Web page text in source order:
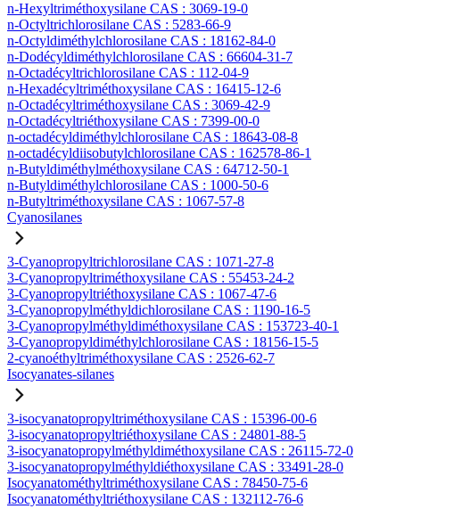
n-Hexyltriméthoxysilane CAS : 3069-19-0
n-Octyltrichlorosilane CAS : 5283-66-9
n-Octyldiméthylchlorosilane CAS : 18162-84-0
n-Dodécyldiméthylchlorosilane CAS : 66604-31-7
n-Octadécyltrichlorosilane CAS : 112-04-9
n-Hexadécyltriméthoxysilane CAS : 16415-12-6
n-Octadécyltriméthoxysilane CAS : 3069-42-9
n-Octadécyltriéthoxysilane CAS : 7399-00-0
n-octadécyldiméthylchlorosilane CAS : 18643-08-8
n-octadécyldiisobutylchlorosilane CAS : 162578-86-1
n-Butyldiméthylméthoxysilane CAS : 64712-50-1
n-Butyldiméthylchlorosilane CAS : 1000-50-6
n-Butyltriméthoxysilane CAS : 1067-57-8
Cyanosilanes
3-Cyanopropyltrichlorosilane CAS : 1071-27-8
3-Cyanopropyltriméthoxysilane CAS : 55453-24-2
3-Cyanopropyltriéthoxysilane CAS : 1067-47-6
3-Cyanopropylméthyldichlorosilane CAS : 1190-16-5
3-Cyanopropylméthyldiméthoxysilane CAS : 153723-40-1
3-Cyanopropyldiméthylchlorosilane CAS : 18156-15-5
2-cyanoéthyltriméthoxysilane CAS : 2526-62-7
Isocyanates-silanes
3-isocyanatopropyltriméthoxysilane CAS : 15396-00-6
3-isocyanatopropyltriéthoxysilane CAS : 24801-88-5
3-isocyanatopropylméthyldiméthoxysilane CAS : 26115-72-0
3-isocyanatopropylméthyldiéthoxysilane CAS : 33491-28-0
Isocyanatométhyltriméthoxysilane CAS : 78450-75-6
Isocyanatométhyltriéthoxysilane CAS : 132112-76-6